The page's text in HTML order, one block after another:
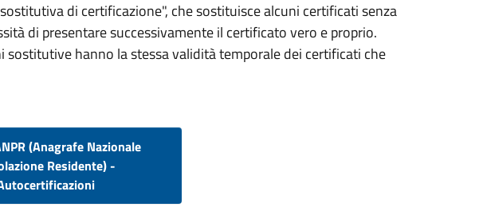
di certificazione", che sostituisce alcuni certificati senza
di presentare successivamente il certificato vero e proprio.
sostitutive hanno la stessa validità temporale dei certificati che
(Anagrafe Nazionale
Residente) -